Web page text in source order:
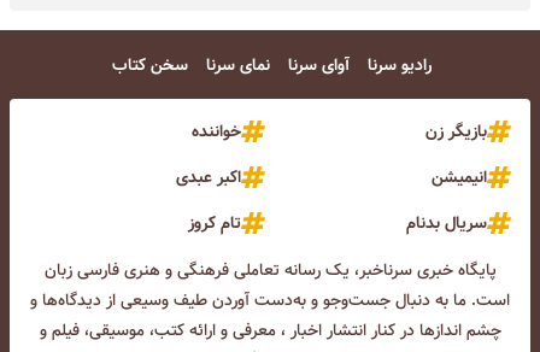
رادیو سرنا آوای سرنا نمای سرنا سخن کتاب
بازیگر زن
خواننده
انیمیشن
اکبر عبدی
سریال بدنام
تام کروز
پایگاه خبری سرناخبر، یک رسانه تعاملی فرهنگی و هنری فارسی زبان
است. ما به دنبال جست‌و‌جو و به‌دست آوردن طیف وسیعی از دیدگاه‌ها و
چشم انداز‌ها در کنار انتشار اخبار ، معرفی و ارائه کتب، موسیقی، فیلم و